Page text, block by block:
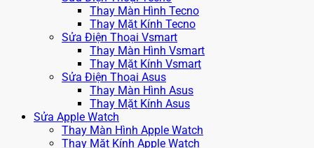
Thay Màn Hình Tecno
Thay Mặt Kính Tecno
Sửa Điện Thoại Vsmart
Thay Màn Hình Vsmart
Thay Mặt Kính Vsmart
Sửa Điện Thoại Asus
Thay Màn Hình Asus
Thay Mặt Kính Asus
Sửa Apple Watch
Thay Màn Hình Apple Watch
Thay Mặt Kính Apple Watch